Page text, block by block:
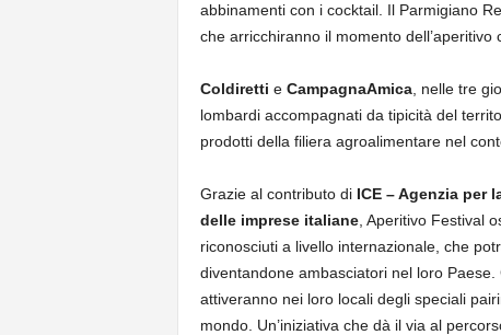
abbinamenti con i cocktail. Il Parmigiano
che arricchiranno il momento
Coldiretti e CampagnaAmica, nelle tre
lombardi accompagnati da tipicità del
prodotti della filiera agroalimentare nel
Grazie al contributo di ICE – Agenzia per
delle imprese italiane, Aperitivo Festival
riconosciuti a livello internazionale, che
diventandone ambasciatori nel loro
attiveranno nei loro locali degli speciali
mondo. Un’iniziativa che dà il via al